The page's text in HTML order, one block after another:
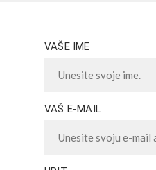
VAŠE IME
VAŠ E-MAIL